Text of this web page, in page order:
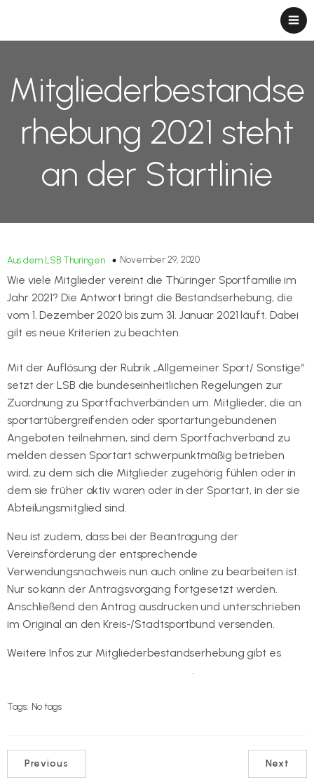
Mitgliederbestandse
rhebung 2021 steht
an der Startlinie
Aus dem LSB Thüringen November 29, 2020
Wie viele Mitglieder vereint die Thüringer Sportfamilie im
Jahr 2021? Die Antwort bringt die Bestandserhebung, die
vom 1. Dezember 2020 bis zum 31. Januar 2021 läuft. Dabei
gilt es neue Kriterien zu beachten.
Mit der Auflösung der Rubrik „Allgemeiner Sport/ Sonstige“
setzt der LSB die bundeseinheitlichen Regelungen zur
Zuordnung zu Sportfachverbänden um. Mitglieder, die an
sportartübergreifenden oder sportartungebundenen
Angeboten teilnehmen, sind dem Sportfachverband zu
melden dessen Sportart schwerpunktmäßig betrieben
wird, zu dem sich die Mitglieder zugehörig fühlen oder in
dem sie früher aktiv waren oder in der Sportart, in der sie
Abteilungsmitglied sind.
Neu ist zudem, dass bei der Beantragung der
Vereinsförderung der entsprechende
Verwendungsnachweis nun auch online zu bearbeiten ist.
Nur so kann der Antragsvorgang fortgesetzt werden.
Anschließend den Antrag ausdrucken und unterschrieben
im Original an den Kreis-/Stadtsportbund versenden.
Weitere Infos zur Mitgliederbestandserhebung gibt es
.
Tags: No tags
Previous Next